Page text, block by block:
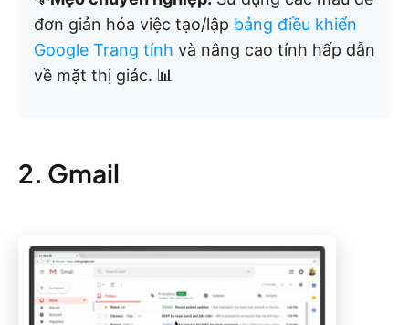
đơn giản hóa việc tạo/lập bảng điều khiển
Google Trang tính và nâng cao tính hấp dẫn
về mặt thị giác. 📊
2. Gmail